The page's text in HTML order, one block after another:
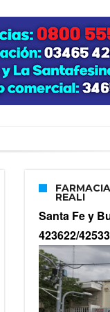
REALI
Santa Fe y
423622/